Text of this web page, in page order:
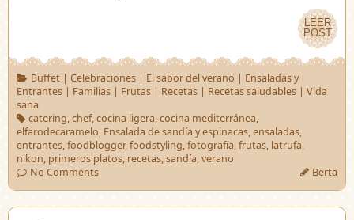
LEER
POST
LEER
POST
Buffet| Celebraciones| El sabor del verano | Ensaladas y
Entrantes | Familias | Frutas | Recetas | Recetas saludables | Vida
sana
catering,chef,cocina ligera,cocina mediterránea,
elfarodecaramelo, Ensalada de sandía y espinacas,ensaladas,
entrantes,foodblogger,foodstyling,fotografía,frutas, latrufa,
nikon, primeros platos, recetas,sandía,verano
No Comments
Berta